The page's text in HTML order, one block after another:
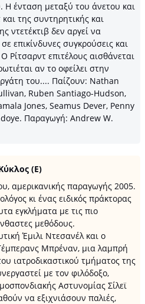
Η ένταση μεταξύ του άνετου και
της συντηρητικής και
ντετέκτιβ δεν αργεί να
επικίνδυνες συγκρούσεις και
Ρίτσαρντ επιτέλους αισθάνεται
αν το οφείλει στην
του.... Παίζουν: Nathan
Ruben Santiago-Hudson,
Jones, Seamus Dever, Penny
Παραγωγή: Andrew W.
(Ε)
αμερικανικής παραγωγής 2005.
κι ένας ειδικός πράκτορας
εγκλήματα με τις πιο
μεθόδους.
Έμιλι Ντεσανέλ και o
Μπρέναν, μια λαμπρή
ιατροδικαστικού τμήματος της
με τον φιλόδοξο,
Αστυνομίας Σίλεϊ
να εξιχνιάσουν παλιές,